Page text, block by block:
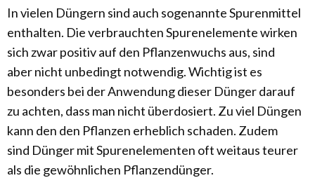
In vielen Düngern sind auch sogenannte Spurenmittel
enthalten. Die verbrauchten Spurenelemente wirken
sich zwar positiv auf den Pflanzenwuchs aus, sind
aber nicht unbedingt notwendig. Wichtig ist es
besonders bei der Anwendung dieser Dünger darauf
zu achten, dass man nicht überdosiert. Zu viel Düngen
kann den den Pflanzen erheblich schaden. Zudem
sind Dünger mit Spurenelementen oft weitaus teurer
als die gewöhnlichen Pflanzendünger.